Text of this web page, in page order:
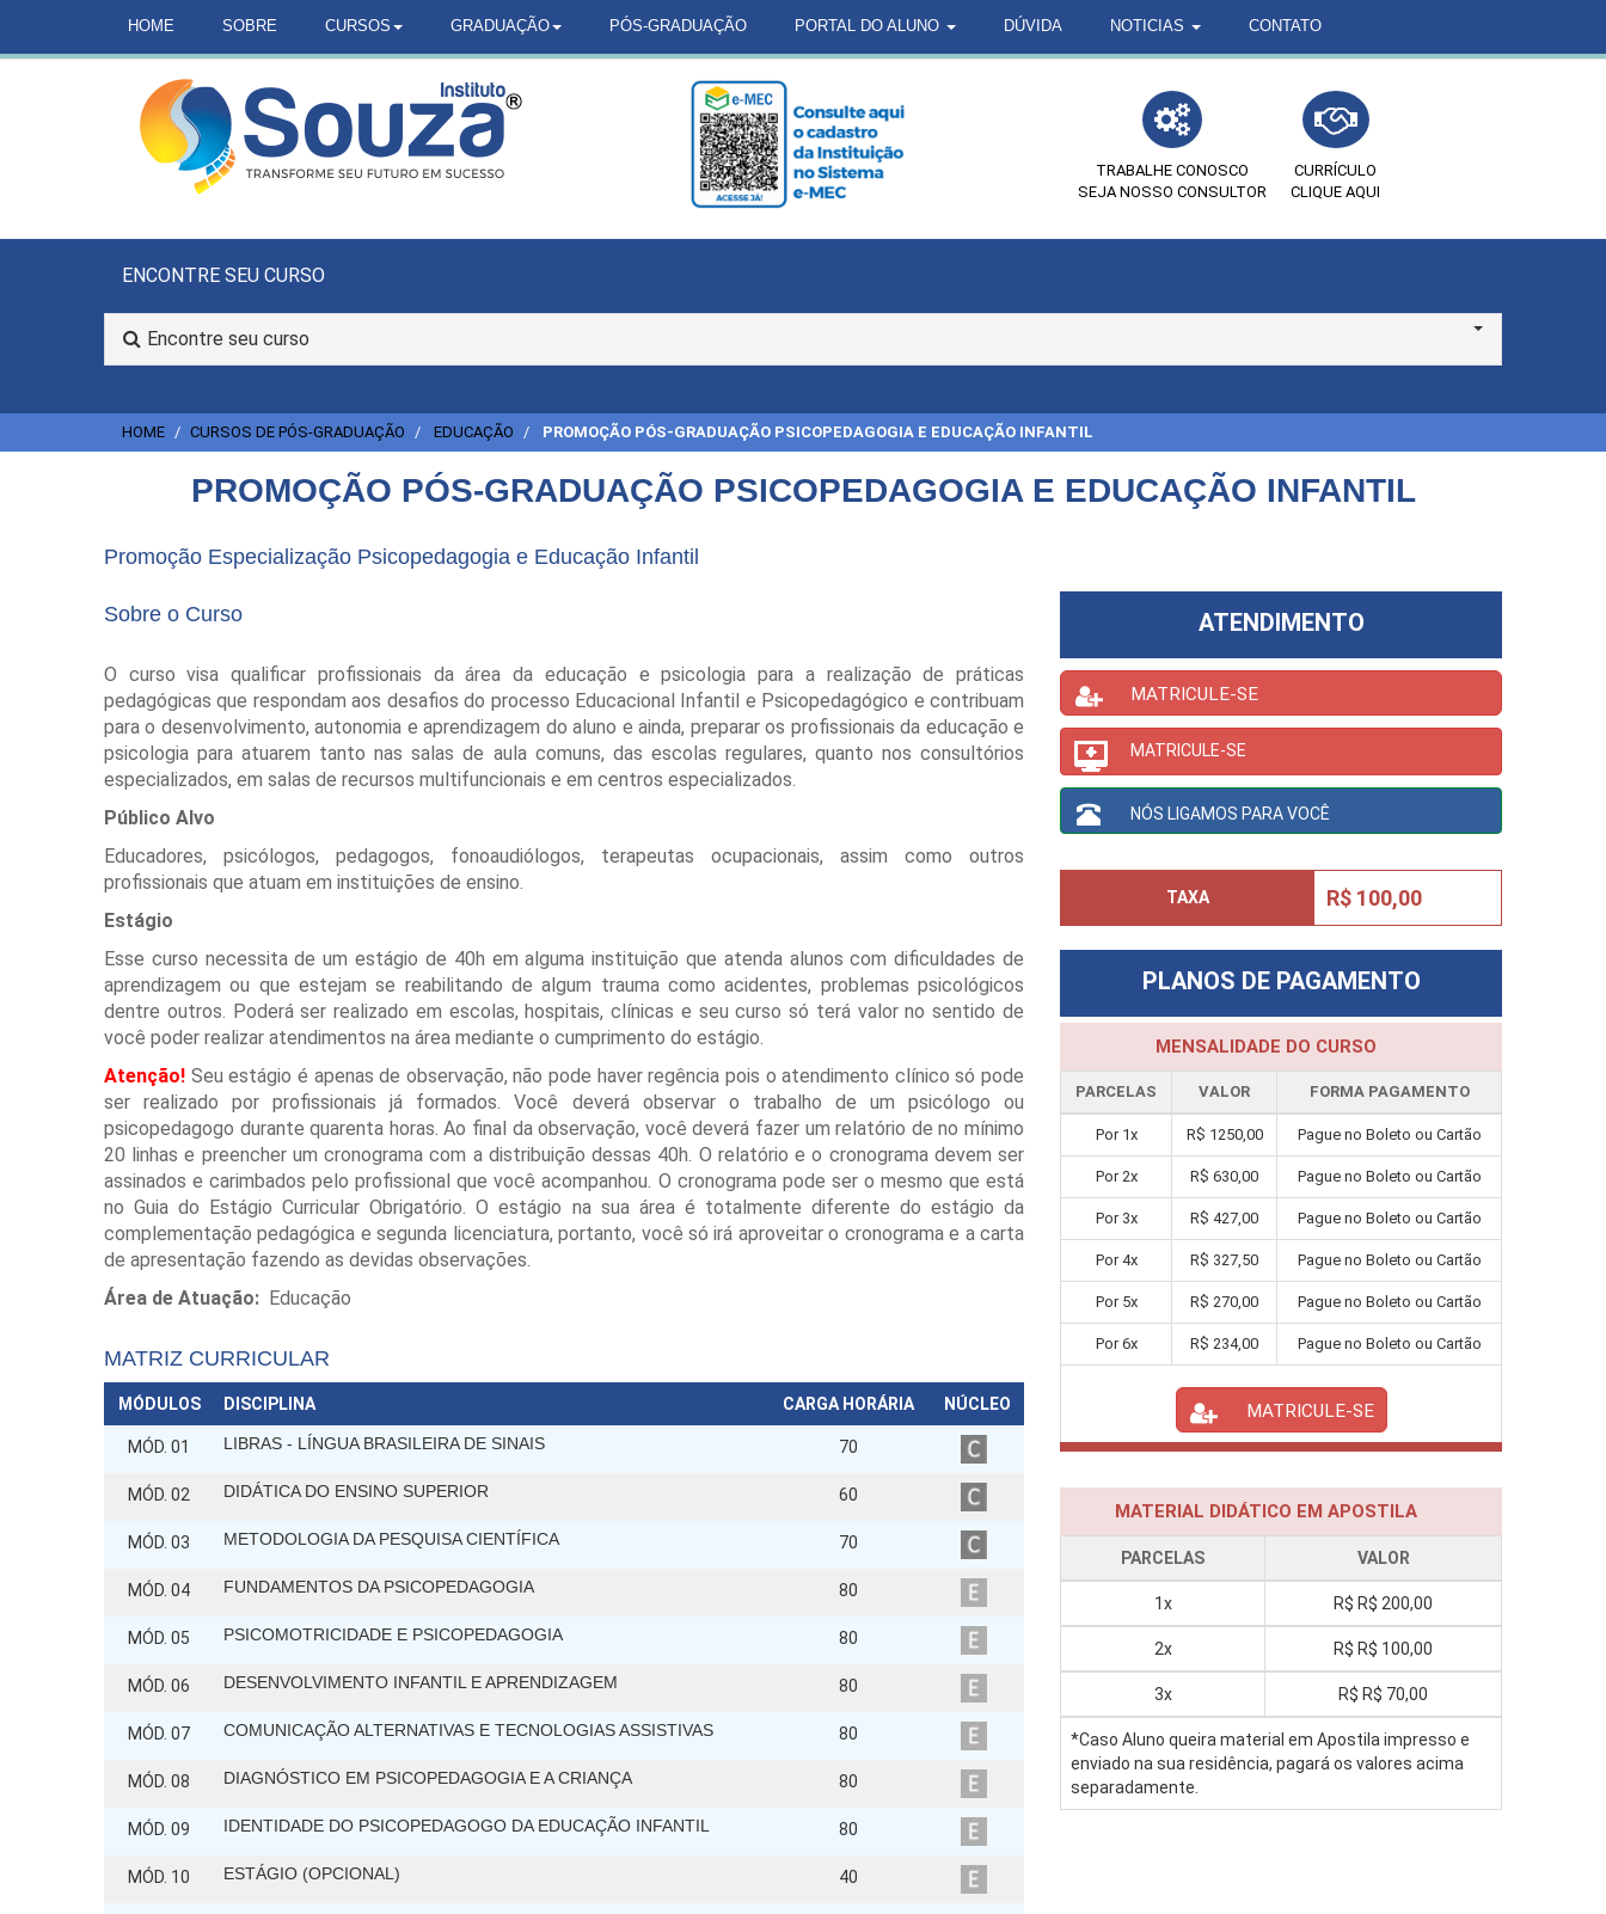
HOME SOBRE CURSOS GRADUAÇÃO PÓS-GRADUAÇÃO PORTAL DO ALUNO DÚVIDA NOTICIAS CONTATO
TRABALHE CONOSCO
SEJA NOSSO CONSULTOR
CURRÍCULO
CLIQUE AQUI
ENCONTRE SEU CURSO
Encontre seu curso
HOME CURSOS DE PÓS-GRADUAÇÃO EDUCAÇÃO PROMOÇÃO PÓS-GRADUAÇÃO PSICOPEDAGOGIA E EDUCAÇÃO INFANTIL
PROMOÇÃO PÓS-GRADUAÇÃO PSICOPEDAGOGIA E EDUCAÇÃO INFANTIL
Promoção Especialização Psicopedagogia e Educação Infantil
Sobre o Curso
O curso visa qualificar profissionais da área da educação e psicologia para a realização de práticas
pedagógicas que respondam aos desafios do processo Educacional Infantil e Psicopedagógico e contribuam
para o desenvolvimento, autonomia e aprendizagem do aluno e ainda, preparar os profissionais da educação e
psicologia para atuarem tanto nas salas de aula comuns, das escolas regulares, quanto nos consultórios
especializados, em salas de recursos multifuncionais e em centros especializados.
Público Alvo
Educadores, psicólogos, pedagogos, fonoaudiólogos, terapeutas ocupacionais, assim como outros
profissionais que atuam em instituições de ensino.
Estágio
Esse curso necessita de um estágio de 40h em alguma instituição que atenda alunos com dificuldades de
aprendizagem ou que estejam se reabilitando de algum trauma como acidentes, problemas psicológicos
dentre outros. Poderá ser realizado em escolas, hospitais, clínicas e seu curso só terá valor no sentido de
você poder realizar atendimentos na área mediante o cumprimento do estágio.
Atenção! Seu estágio é apenas de observação, não pode haver regência pois o atendimento clínico só pode
ser realizado por profissionais já formados. Você deverá observar o trabalho de um psicólogo ou
psicopedagogo durante quarenta horas. Ao final da observação, você deverá fazer um relatório de no mínimo
20 linhas e preencher um cronograma com a distribuição dessas 40h. O relatório e o cronograma devem ser
assinados e carimbados pelo profissional que você acompanhou. O cronograma pode ser o mesmo que está
no Guia do Estágio Curricular Obrigatório. O estágio na sua área é totalmente diferente do estágio da
complementação pedagógica e segunda licenciatura, portanto, você só irá aproveitar o cronograma e a carta
de apresentação fazendo as devidas observações.
Área de Atuação: Educação
MATRIZ CURRICULAR
MÓDULOS DISCIPLINA CARGA HORÁRIA NÚCLEO
MÓD. 01 LIBRAS - LÍNGUA BRASILEIRA DE SINAIS 70
MÓD. 02 DIDÁTICA DO ENSINO SUPERIOR 60
MÓD. 03 METODOLOGIA DA PESQUISA CIENTÍFICA 70
MÓD. 04 FUNDAMENTOS DA PSICOPEDAGOGIA 80
MÓD. 05 PSICOMOTRICIDADE E PSICOPEDAGOGIA 80
MÓD. 06 DESENVOLVIMENTO INFANTIL E APRENDIZAGEM 80
MÓD. 07 COMUNICAÇÃO ALTERNATIVAS E TECNOLOGIAS ASSISTIVAS 80
MÓD. 08 DIAGNÓSTICO EM PSICOPEDAGOGIA E A CRIANÇA 80
MÓD. 09 IDENTIDADE DO PSICOPEDAGOGO DA EDUCAÇÃO INFANTIL 80
MÓD. 10 ESTÁGIO (OPCIONAL) 40
ATENDIMENTO
MATRICULE-SE
MATRICULE-SE
NÓS LIGAMOS PARA VOCÊ
TAXA R$ 100,00
PLANOS DE PAGAMENTO
MENSALIDADE DO CURSO
PARCELAS VALOR FORMA PAGAMENTO
Por 1x R$ 1250,00 Pague no Boleto ou Cartão
Por2x R$ 630,00 Pague no Boleto ou Cartão
Por 3x R$ 427,00 Pague no Boleto ou Cartão
Por4x R$ 327,50 Pague no Boleto ou Cartão
Por 5x R$ 270,00 Pague no Boleto ou Cartão
Por6x R$ 234,00 Pague no Boleto ou Cartão
MATRICULE-SE
MATERIAL DIDÁTICO EM APOSTILA
PARCELAS VALOR
1x R$ R$ 200,00
2x R$ R$ 100,00
3x R$ R$ 70,00
*Caso Aluno queira material em Apostila impresso e
enviado na sua residência, pagará os valores acima
separadamente.